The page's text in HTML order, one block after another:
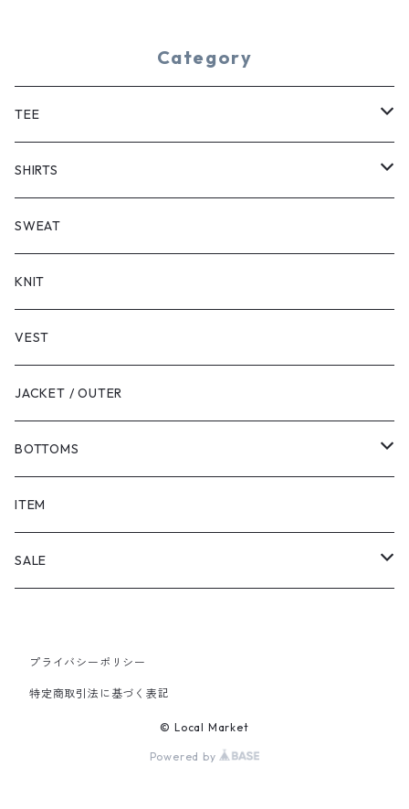
Category
TEE
SHORT SLEEVE
LONG SLEEVE
SHIRTS
SHORT SLEEVE
LONG SLEEVE
SWEAT
KNIT
VEST
JACKET / OUTER
BOTTOMS
SHORTS
PANTS
ITEM
SALE
PANTS
プライバシーポリシー
特定商取引法に基づく表記
© Local Market
Powered by